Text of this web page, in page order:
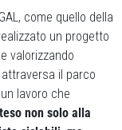
come quello della
un progetto
valorizzando
il parco
lavoro che
teso non solo alla